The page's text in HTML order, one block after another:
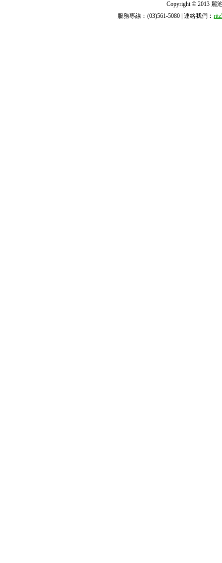
Copyright © 2013 麗
服務專線︰(03)561-5080 | 連絡我們︰